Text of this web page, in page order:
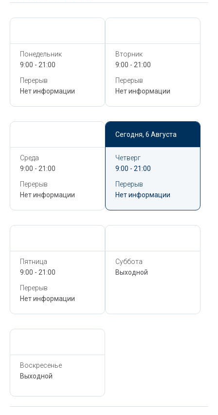
Понедельник
9:00 - 21:00
Перерыв
Нет информации
Вторник
9:00 - 21:00
Перерыв
Нет информации
Среда
9:00 - 21:00
Перерыв
Нет информации
Сегодня, 6 Августа
Четверг
9:00 - 21:00
Перерыв
Нет информации
Пятница
9:00 - 21:00
Перерыв
Нет информации
Суббота
Выходной
Воскресенье
Выходной